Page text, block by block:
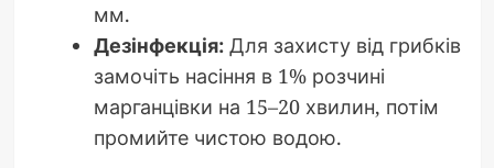
мм.
Дезінфекція:Для захисту від грибків
замочіть насіння в 1% розчині
марганцівки на 15–20 хвилин, потім
промийте чистою водою.